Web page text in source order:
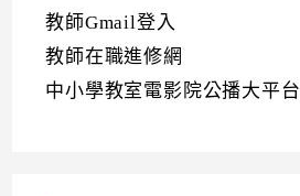
教師Gmail登入
教師在職進修網
中小學教室電影院公播大平台